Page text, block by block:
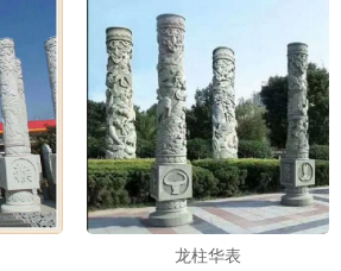
龙柱华表